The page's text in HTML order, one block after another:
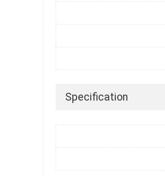
Specification